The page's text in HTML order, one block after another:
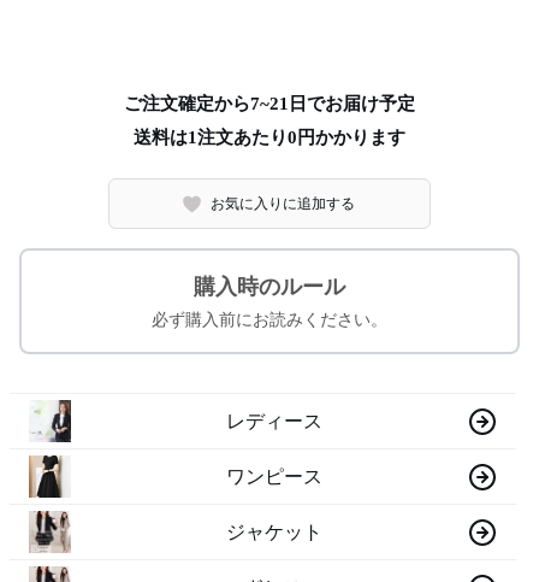
ご注文確定から7~21日でお届け予定
送料は1注文あたり0 円かかります
お気に入りに追加する
購入時のルール
必ず購入前にお読みください。
レディース
ワンピース
ジャケット